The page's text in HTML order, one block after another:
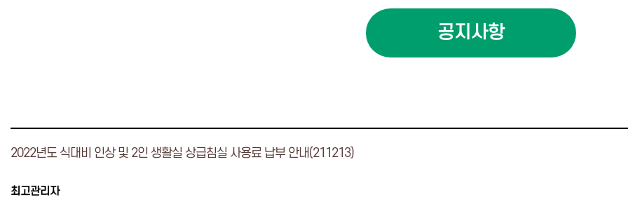
공지사항
2022년도 식대비 인상 및 2인 생활실 상급침실 사용료 납부 안내(211213)
최고관리자